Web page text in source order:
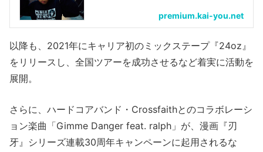
premium.kai-you.net
以降も、2021年にキャリア初のミックステープ『24oz』
をリリースし、全国ツアーを成功させるなど着実に活動を
展開。
さらに、ハードコアバンド・Crossfaithとのコラボレーシ
ョン楽曲「Gimme Danger feat. ralph」が、漫画『刃
牙』シリーズ連載30周年キャンペーンに起用されるな